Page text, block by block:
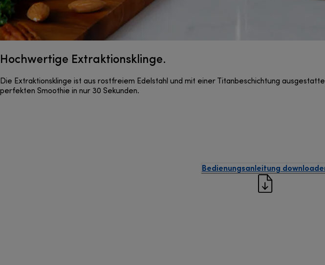
Hochwertige Extraktionsklinge.
Die Extraktionsklinge ist aus rostfreiem Edelstahl und mit einer Titanbeschichtung
perfekten Smoothie in nur 30 Sekunden.
Bedienungsanleitung